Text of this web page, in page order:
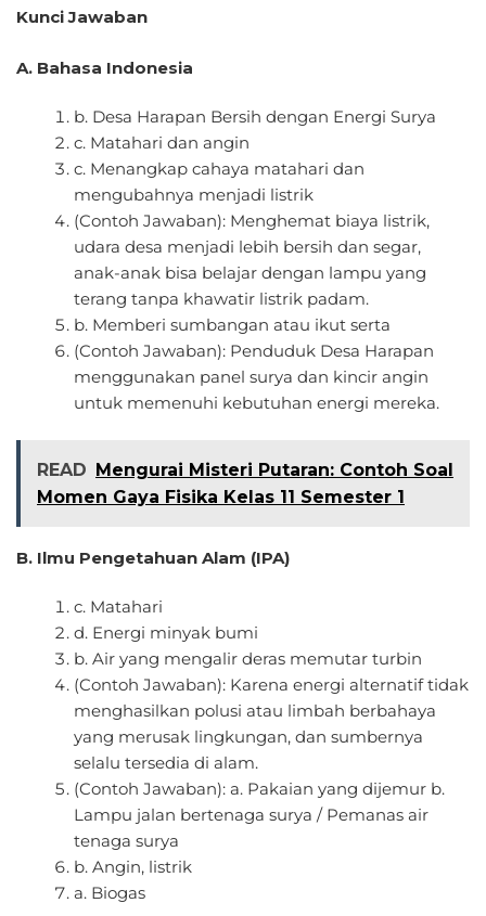
Kunci Jawaban
A. Bahasa Indonesia
b. Desa Harapan Bersih dengan Energi Surya
c. Matahari dan angin
c. Menangkap cahaya matahari dan
mengubahnya menjadi listrik
(Contoh Jawaban): Menghemat biaya listrik,
udara desa menjadi lebih bersih dan segar,
anak-anak bisa belajar dengan lampu yang
terang tanpa khawatir listrik padam.
b. Memberi sumbangan atau ikut serta
(Contoh Jawaban): Penduduk Desa Harapan
menggunakan panel surya dan kincir angin
untuk memenuhi kebutuhan energi mereka.
READ
Mengurai Misteri Putaran: Contoh Soal
Momen Gaya Fisika Kelas 11 Semester 1
B. Ilmu Pengetahuan Alam (IPA)
c. Matahari
d. Energi minyak bumi
b. Air yang mengalir deras memutar turbin
(Contoh Jawaban): Karena energi alternatif tidak
menghasilkan polusi atau limbah berbahaya
yang merusak lingkungan, dan sumbernya
selalu tersedia di alam.
(Contoh Jawaban): a. Pakaian yang dijemur b.
Lampu jalan bertenaga surya / Pemanas air
tenaga surya
b. Angin, listrik
a. Biogas